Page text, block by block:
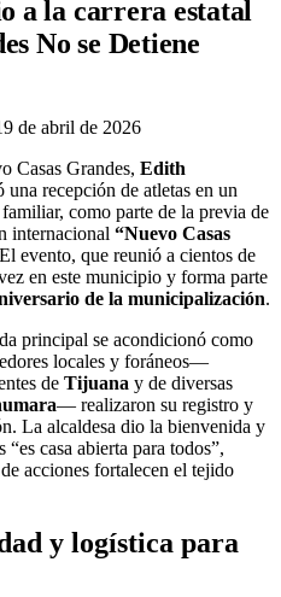
a la carrera estatal
No se Detiene
de abril de 2026
Casas Grandes, Edith
una recepción de atletas en un
como parte de la previa de
internacional “Nuevo Casas
evento, que reunió a cientos de
en este municipio y forma parte
de la municipalización.
principal se acondicionó como
locales y foráneos—
de Tijuana y de diversas
— realizaron su registro y
La alcaldesa dio la bienvenida y
casa abierta para todos”,
acciones fortalecen el tejido
y logística para